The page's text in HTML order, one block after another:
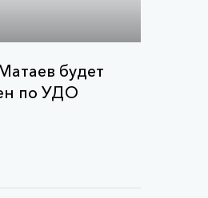
будет
по УДО